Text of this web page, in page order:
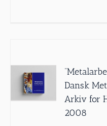
Dansk
Arkiv for
2008